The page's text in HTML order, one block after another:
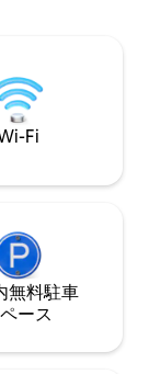
Fi
無料駐⁠車
ー⁠ス